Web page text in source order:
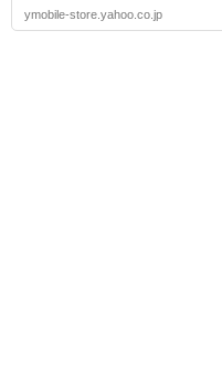
ymobile-store.yahoo.co.jp